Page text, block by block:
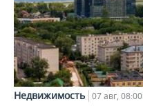
Недвижимость 07 авг, 08:00